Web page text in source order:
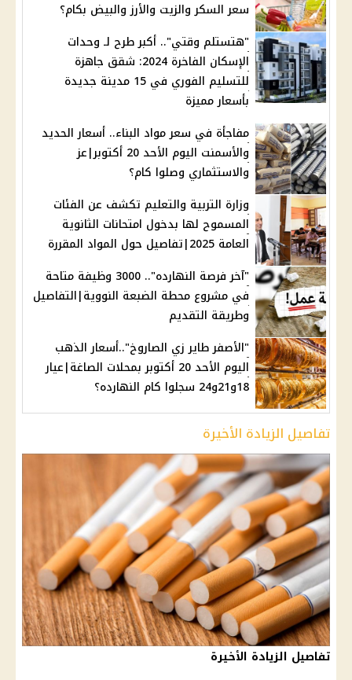
سعر السكر والزيت والأرز والبيض بكام؟
"هتستلم وقتي".. أكبر طرح لـ وحدات
الإسكان الفاخرة 2024: شقق جاهزة
للتسليم الفوري في 15 مدينة جديدة
بأسعار مميزة
مفاجأة في سعر مواد البناء.. أسعار الحديد
والأسمنت اليوم الأحد 20 أكتوبر|عز
والاستثماري وصلوا كام؟
وزارة التربية والتعليم تكشف عن الفئات
المسموح لها بدخول امتحانات الثانوية
العامة 2025|تفاصيل حول المواد المقررة
"آخر فرصة النهارده".. 3000 وظيفة متاحة
في مشروع محطة الضبعة النووية|التفاصيل
وطريقة التقديم
"الأصفر طاير زي الصاروخ"..أسعار الذهب
اليوم الأحد 20 أكتوبر بمحلات الصاغة|عيار
18و21و24 سجلوا كام النهارده؟
تفاصيل الزيادة الأخيرة
تفاصيل الزيادة الأخيرة